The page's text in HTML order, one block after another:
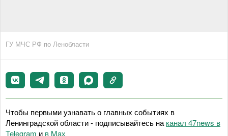
ГУ МЧС РФ по Ленобласти
Чтобы первыми узнавать о главных событиях в
Ленинградской области - подписывайтесь на канал 47news в
Telegram и в Maх